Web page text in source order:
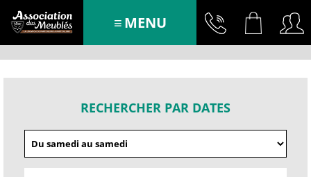
MENU
RECHERCHER PAR DATES